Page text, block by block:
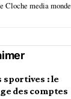
Cloche media monde
sportives : le
des comptes